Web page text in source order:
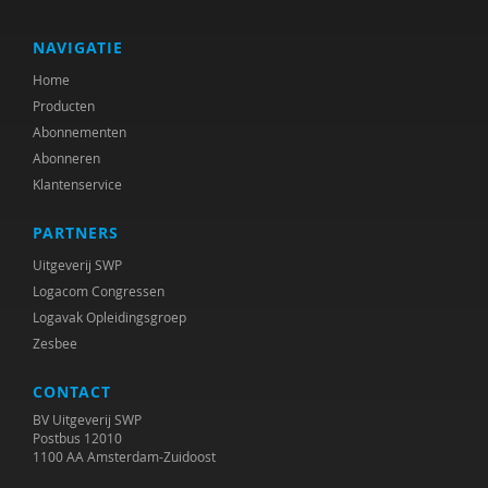
Bas Levering
Gerine Lodder
Peter Lorkeers
Els Noorlander
R. M. Pasco Fearon
Jannette Prins
Gabriël Prinsenberg
Erik Rijntjes
Ko Rink
NAVIGATIE
Home
Producten
Abonnementen
Abonneren
Klantenservice
PARTNERS
Uitgeverij SWP
Logacom Congressen
Logavak Opleidingsgroep
Zesbee
CONTACT
BV Uitgeverij SWP
Postbus 12010
1100 AA Amsterdam-Zuidoost